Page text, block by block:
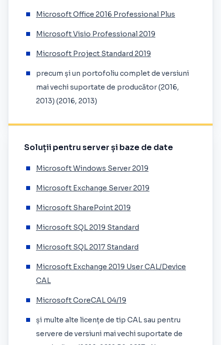
Microsoft Office 2016 Professional Plus
Microsoft Visio Professional 2019
Microsoft Project Standard 2019
precum și un portofoliu complet de versiuni
mai vechi suportate de producător (2016,
2013) (2016, 2013)
Soluții pentru server și baze de date
Microsoft Windows Server 2019
Microsoft Exchange Server 2019
Microsoft SharePoint 2019
Microsoft SQL 2019 Standard
Microsoft SQL 2017 Standard
Microsoft Exchange 2019 User CAL/Device
CAL
Microsoft CoreCAL 04/19
și multe alte licențe de tip CAL sau pentru
servere de versiuni mai vechi suportate de